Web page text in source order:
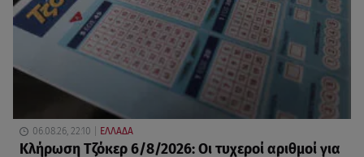
06.08.26, 22:10 ΕΛΛΑΔΑ
Κλήρωση Τζόκερ 6/8/2026: Οι τυχεροί αριθμοί για